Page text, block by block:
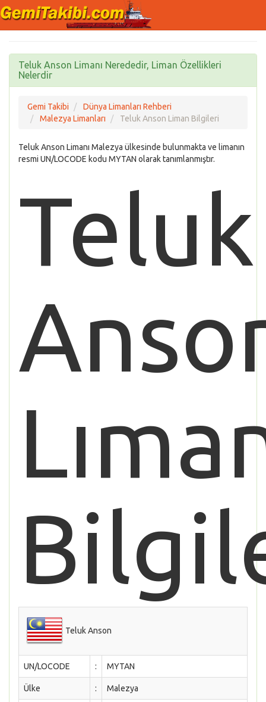
Teluk Anson Limanı Nerededir, Liman Özellikleri
Nelerdir
Gemi Takibi
Dünya Limanları Rehberi
Malezya Limanları
Teluk Anson Liman Bilgileri
Teluk Anson Limanı Malezya ülkesinde bulunmakta ve limanın
resmi UN/LOCODE kodu MYTAN olarak tanımlanmıştır.
Teluk
Teluk Anson
UN/LOCODE : MYTAN
Ülke : Malezya